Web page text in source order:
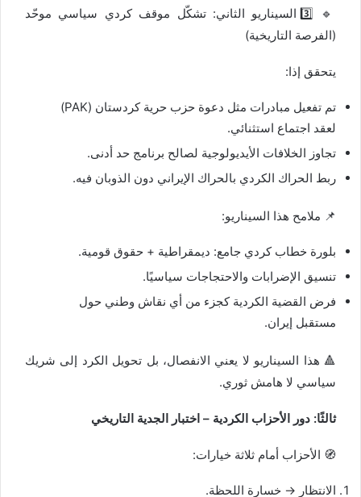
🔹 3️⃣ السيناريو الثاني: تشكّل موقف كردي سياسي موحّد
(الفرصة التاريخية)
يتحقق إذا:
تم تفعيل مبادرات مثل دعوة حزب حرية كردستان (PAK)
لعقد اجتماع استثنائي.
تجاوز الخلافات الأيديولوجية لصالح برنامج حد أدنى.
ربط الحراك الكردي بالحراك الإيراني دون الذوبان فيه.
📌 ملامح هذا السيناريو:
بلورة خطاب كردي جامع: ديمقراطية + حقوق قومية.
تنسيق الإضرابات والاحتجاجات سياسيًا.
فرض القضية الكردية كجزء من أي نقاش وطني حول
مستقبل إيران.
🔺 هذا السيناريو لا يعني الانفصال، بل تحويل الكرد إلى شريك
سياسي لا هامش ثوري.
ثالثًا: دور الأحزاب الكردية – اختبار الجدية التاريخي
🧭 الأحزاب أمام ثلاثة خيارات:
الانتظار → خسارة اللحظة.